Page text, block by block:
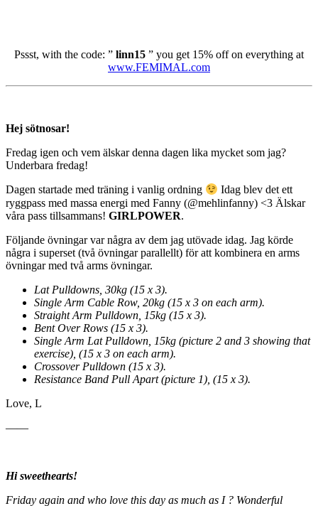
Pssst, with the code: ” linn15 ” you get 15% off on everything at
www.FEMIMAL.com
Hej sötnosar!
Fredag igen och vem älskar denna dagen lika mycket som jag?
Underbara fredag!
Dagen startade med träning i vanlig ordning
Idag blev det ett
ryggpass med massa energi med Fanny (@mehlinfanny) <3 Älskar
våra pass tillsammans! GIRLPOWER.
Följande övningar var några av dem jag utövade idag. Jag körde
några i superset (två övningar parallellt) för att kombinera en arms
övningar med två arms övningar.
Lat Pulldowns, 30kg (15 x 3).
Single Arm Cable Row, 20kg (15 x 3 on each arm).
Straight Arm Pulldown, 15kg (15 x 3).
Bent Over Rows (15 x 3).
Single Arm Lat Pulldown, 15kg (picture 2 and 3 showing that
exercise), (15 x 3 on each arm).
Crossover Pulldown (15 x 3).
Resistance Band Pull Apart (picture 1), (15 x 3).
Love, L
——
Hi sweethearts!
Friday again and who love this day as much as I ? Wonderful